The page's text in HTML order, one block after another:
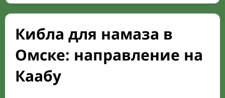
Кибла для намаза в
Омске: направление на
Каабу